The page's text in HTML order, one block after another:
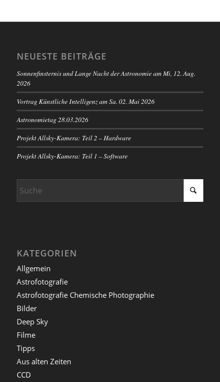
NEUESTE BEITRÄGE
Sonnenfinsternis und Lange Nacht der Astronomie am Mi, 12. Aug.
2026
Vortrag Künstliche Intelligenz am Sa. 02. Mai 2026
Astronomietag 28.03.2026
Projekt Allsky-Kamera: Teil 2 – Hardware
Projekt Allsky-Kamera: Teil 1 – Software
KATEGORIEN
Allgemein
Astrofotografie
Astrofotografie Chemische Photographie
Bilder
Deep Sky
Filme
Tipps
Aus alten Zeiten
CCD